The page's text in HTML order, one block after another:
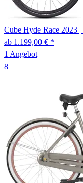
Cube Hyde Race 2023 |
ab 1.199,00 € *
1 Angebot
8